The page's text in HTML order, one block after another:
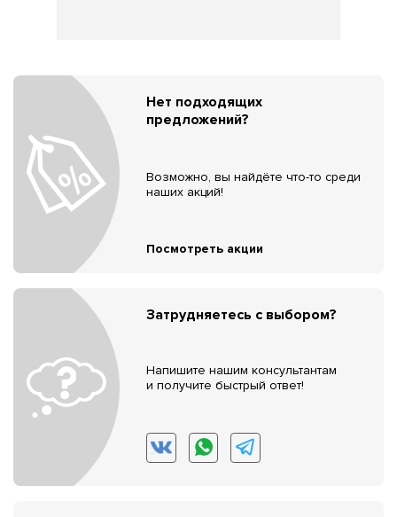
Нет подходящих
предложений?
Возможно, вы найдёте что-то среди
наших акций!
Посмотреть акции
Затрудняетесь с выбором?
Напишите нашим консультантам
и получите быстрый ответ!